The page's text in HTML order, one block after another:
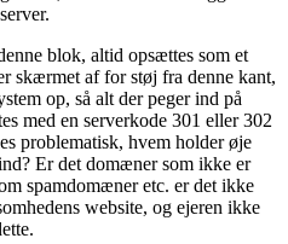
blok, altid opsættes som et
skærmet af for støj fra denne kant,
op, så alt der peger ind på
med en serverkode 301 eller 302
problematisk, hvem holder øje
Er det domæner som ikke er
spamdomæner etc. er det ikke
website, og ejeren ikke